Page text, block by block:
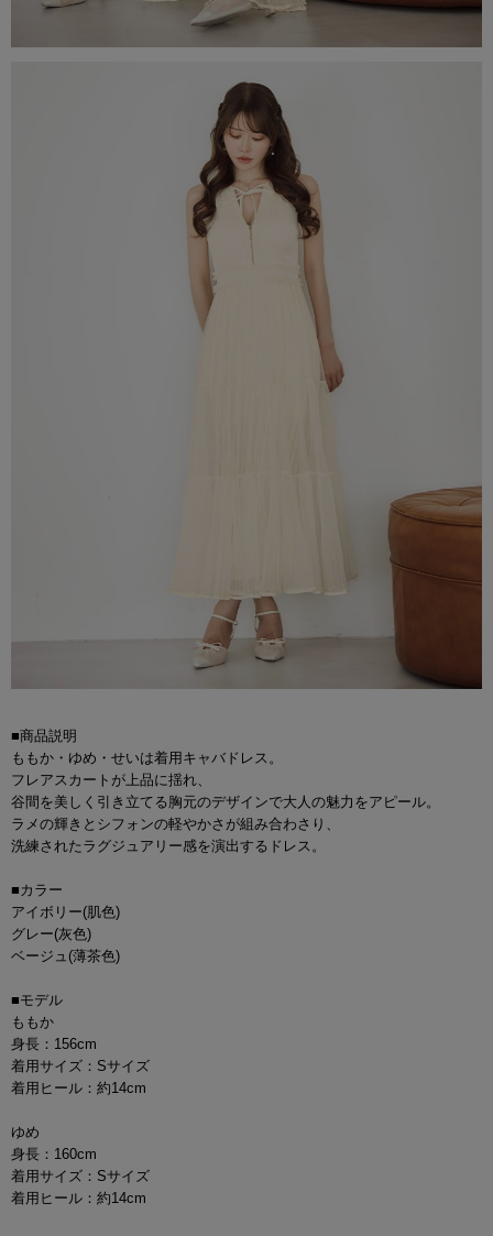
■商品説明
ももか・ゆめ・せいは着用キャバドレス。
フレアスカートが上品に揺れ、
谷間を美しく引き立てる胸元のデザインで大人の魅力をアピール。
ラメの輝きとシフォンの軽やかさが組み合わさり、
洗練されたラグジュアリー感を演出するドレス。
■カラー
アイボリー(肌色)
グレー(灰色)
ベージュ(薄茶色)
■モデル
ももか
身長：156cm
着用サイズ：Sサイズ
着用ヒール：約14cm
ゆめ
身長：160cm
着用サイズ：Sサイズ
着用ヒール：約14cm